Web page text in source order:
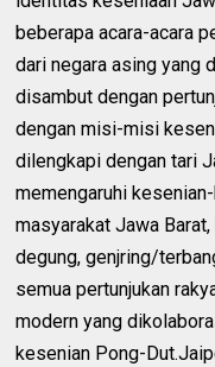
beberapa acara-acara
dari negara asing yang
disambut dengan
dengan misi-misi
dilengkapi dengan tari
memengaruhi
masyarakat Jawa
degung, genjring/
semua pertunjukan
modern yang
kesenian Pong-